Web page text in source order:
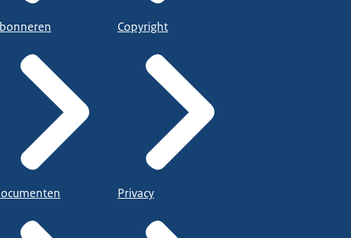
Copyright
Privacy